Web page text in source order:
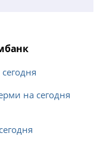
на сегодня